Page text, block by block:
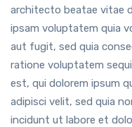
architecto beatae vitae
ipsam voluptatem quia
aut fugit, sed quia
ratione voluptatem
est, qui dolorem ipsum
adipisci velit, sed quia
incidunt ut labore et